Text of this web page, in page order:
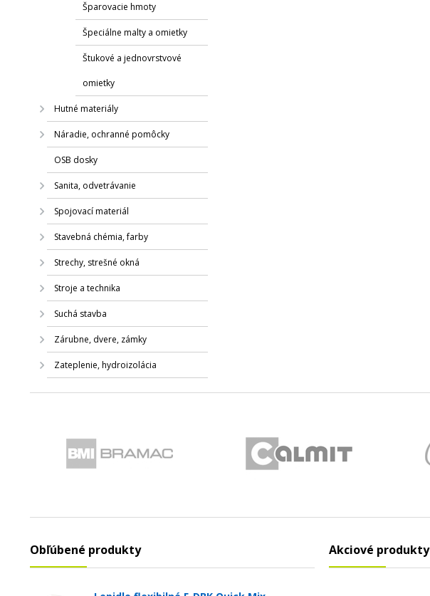
Šparovacie hmoty
Špeciálne malty a omietky
Štukové a jednovrstvové
omietky
Hutné materiály
Náradie, ochranné pomôcky
OSB dosky
Sanita, odvetrávanie
Spojovací materiál
Stavebná chémia, farby
Strechy, strešné okná
Stroje a technika
Suchá stavba
Zárubne, dvere, zámky
Zateplenie, hydroizolácia
Obľúbené produkty Akciové produkty